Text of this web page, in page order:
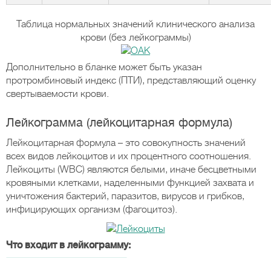
Таблица нормальных значений клинического анализа
крови (без лейкограммы)
Дополнительно в бланке может быть указан
протромбиновый индекс (ПТИ), представляющий оценку
свертываемости крови.
Лейкограмма (лейкоцитарная формула)
Лейкоцитарная формула – это совокупность значений
всех видов лейкоцитов и их процентного соотношения.
Лейкоциты (WBC) являются белыми, иначе бесцветными
кровяными клетками, наделенными функцией захвата и
уничтожения бактерий, паразитов, вирусов и грибков,
инфицирующих организм (фагоцитоз).
Что входит в лейкограмму: